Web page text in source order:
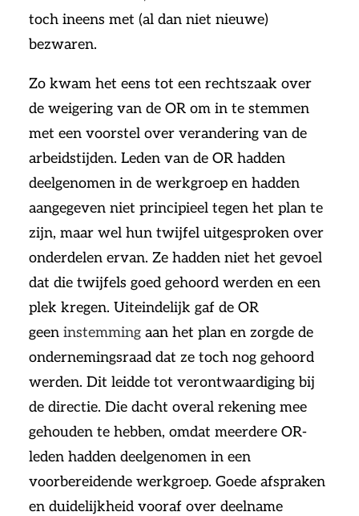
toch ineens met (al dan niet nieuwe)
bezwaren.
Zo kwam het eens tot een rechtszaak over
de weigering van de OR om in te stemmen
met een voorstel over verandering van de
arbeidstijden. Leden van de OR hadden
deelgenomen in de werkgroep en hadden
aangegeven niet principieel tegen het plan te
zijn, maar wel hun twijfel uitgesproken over
onderdelen ervan. Ze hadden niet het gevoel
dat die twijfels goed gehoord werden en een
plek kregen. Uiteindelijk gaf de OR
geen instemming aan het plan en zorgde de
ondernemingsraad dat ze toch nog gehoord
werden. Dit leidde tot verontwaardiging bij
de directie. Die dacht overal rekening mee
gehouden te hebben, omdat meerdere OR-
leden hadden deelgenomen in een
voorbereidende werkgroep. Goede afspraken
en duidelijkheid vooraf over deelname